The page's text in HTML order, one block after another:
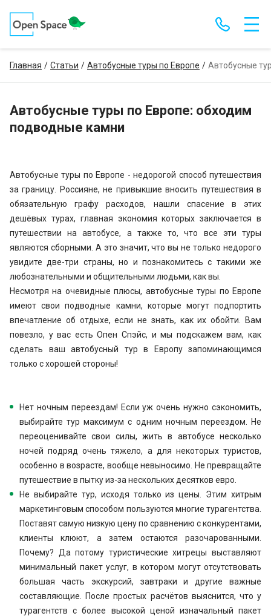
Главная Статьи Автобусные туры по Европе Автобусные
Автобусные туры по Европе: обходим
подводные камни
Автобусные туры по Европе - недорогой способ путешествия
за границу. Россияне, не привыкшие вносить путешествия в
обязательную графу расходов, нашли спасение в этих
дешёвых турах, главная экономия которых заключается в
путешествии на автобусе, а также то, что все эти туры
являются сборными. А это значит, что вы не только недорого
увидите две-три страны, но и познакомитесь с такими же
любознательными и общительными людьми, как вы.
Несмотря на очевидные плюсы, автобусные туры по Европе
имеют свои подводные камни, которые могут подпортить
впечатление об отдыхе, если не знать, как их обойти. Вам
повезло, у вас есть Опен Спэйс, и мы подскажем вам, как
сделать ваш автобусный тур в Европу запоминающимся
только с хорошей стороны!
Нет ночным переездам! Если уж очень нужно сэкономить,
выбирайте тур максимум с одним ночным переездом. Не
переоценивайте свои силы, жить в автобусе несколько
ночей подряд очень тяжело, а для некоторых туристов,
особенно в возрасте, вообще невыносимо. Не превращайте
путешествие в пытку из-за нескольких десятков евро.
Не выбирайте тур, исходя только из цены. Этим хитрым
маркетинговым способом пользуются многие турагентства.
Поставят самую низкую цену по сравнению с конкурентами,
клиенты клюют, а затем остаются разочарованными.
Почему? Да потому туристические хитрецы выставляют
минимальный пакет услуг, в котором могут отсутствовать
большая часть экскурсий, завтраки и другие важные
составляющие. После простых расчётов выяснится, что у
турагентств с более высокой ценой изначальный пакет